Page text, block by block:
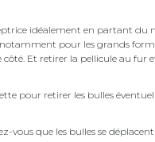
idéalement en partant du
notamment pour les grands
Et retirer la pellicule au fur
pour retirer les bulles
vous que les bulles se déplacent